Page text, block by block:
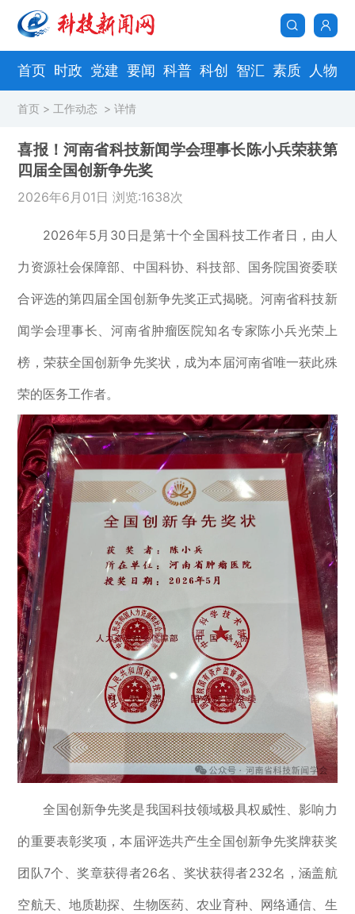
首页 时政 党建 要闻 科普 科创 智汇 素质 人物
首页 > 工作动态 > 详情
喜报！河南省科技新闻学会理事长陈小兵荣获第
四届全国创新争先奖
2026年6月01日 浏览:1638次
2026年5月30日是第十个全国科技工作者日，由人
力资源社会保障部、中国科协、科技部、国务院国资委联
合评选的第四届全国创新争先奖正式揭晓。河南省科技新
闻学会理事长、河南省肿瘤医院知名专家陈小兵光荣上
榜，荣获全国创新争先奖状，成为本届河南省唯一获此殊
荣的医务工作者。
全国创新争先奖是我国科技领域极具权威性、影响力
的重要表彰奖项，本届评选共产生全国创新争先奖牌获奖
团队7个、奖章获得者26名、奖状获得者232名，涵盖航
空航天、地质勘探、生物医药、农业育种、网络通信、生